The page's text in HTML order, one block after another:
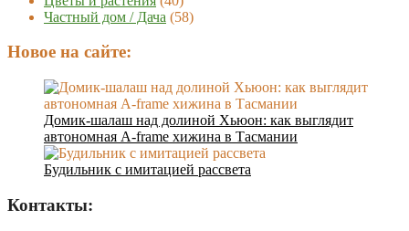
Частный дом / Дача (58)
Новое на сайте:
Домик-шалаш над долиной Хьюон: как выглядит
автономная A-frame хижина в Тасмании
Будильник с имитацией рассвета
Контакты: